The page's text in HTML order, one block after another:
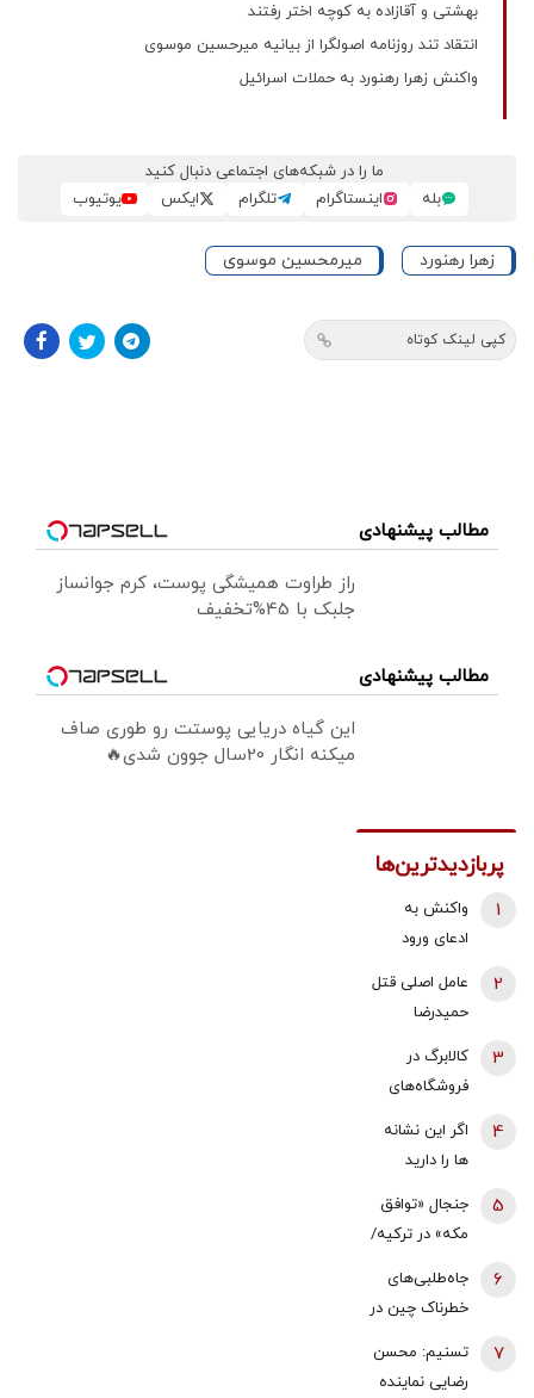
بهشتی و آقازاده به کوچه اختر رفتند
انتقاد تند روزنامه اصولگرا از بیانیه میرحسین موسوی
واکنش زهرا رهنورد به حملات اسرائیل
ما را در شبکه‌های اجتماعی دنبال کنید
بله
اینستاگرام تلگرام ایکس یوتیوب
زهرا رهنورد میرمحسین موسوی
کپی لینک کوتاه
مطالب پیشنهادی
راز طراوت همیشگی پوست، کرم جوانساز
جلبک با 45%تخفیف
مطالب پیشنهادی
این گیاه دریایی پوستت رو طوری صاف
میکنه انگار 20سال جوون شدی🔥
پربازدیدترین‌ها
واکنش به
ادعای ورود
دقیقه قبل از
حمله به بیت
رهبری/ رییس
سازمان
محض است/
اگر چنین
داشت، خودمان
اطلاع‌رسانی
می‌کردیم
1
عامل اصلی قتل
حمیدرضا
رجب‌زاده
دستگیر شد
2
کالابرگ در
فروشگاه‌های
بزرگ هم قطع
شد
3
اگر این نشانه
ها را دارید
سریع‌تر از
سنتان پیر
می‌شود
4
جنجال «توافق
مکه» در ترکیه/
مجلس معترض
شدند/ خلاف
قانون اساسی
کشور است/
5
جاه‌طلبی‌های
خطرناک چین در
ایران و اوکراین
6
تسنیم: محسن
رضایی نماینده
7